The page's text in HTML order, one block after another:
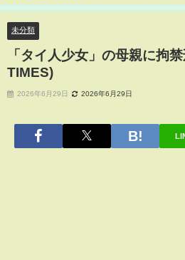
未分類
「タイ人少女」の母親に拘
TIMES)
2026年6月29日 2026年6月29日